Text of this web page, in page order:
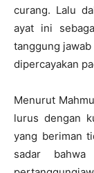
curang. Lalu
ayat ini
tanggung
dipercayakan
Menurut
lurus dengan
yang beriman
sadar bahwa